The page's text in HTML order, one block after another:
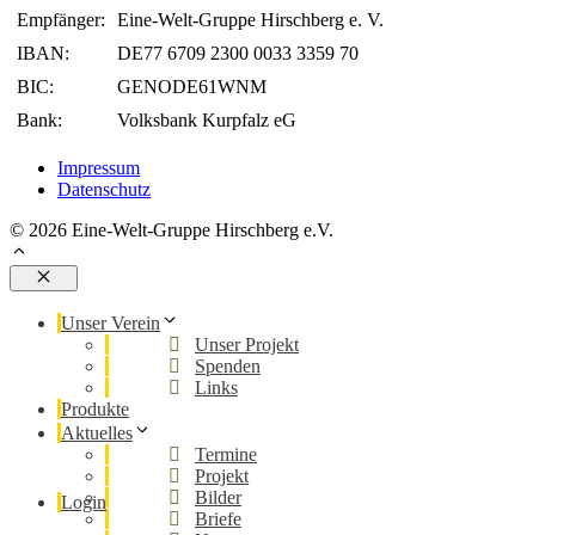
Empfänger:
Eine-Welt-Gruppe Hirschberg e. V.
IBAN:
DE77 6709 2300 0033 3359 70
BIC:
GENODE61WNM
Bank:
Volksbank Kurpfalz eG
Impressum
Datenschutz
© 2026 Eine-Welt-Gruppe Hirschberg e.V.
Schließen
Unser Verein
Unser Projekt
Spenden
Links
Produkte
Aktuelles
Termine
Projekt
Bilder
Briefe
Login